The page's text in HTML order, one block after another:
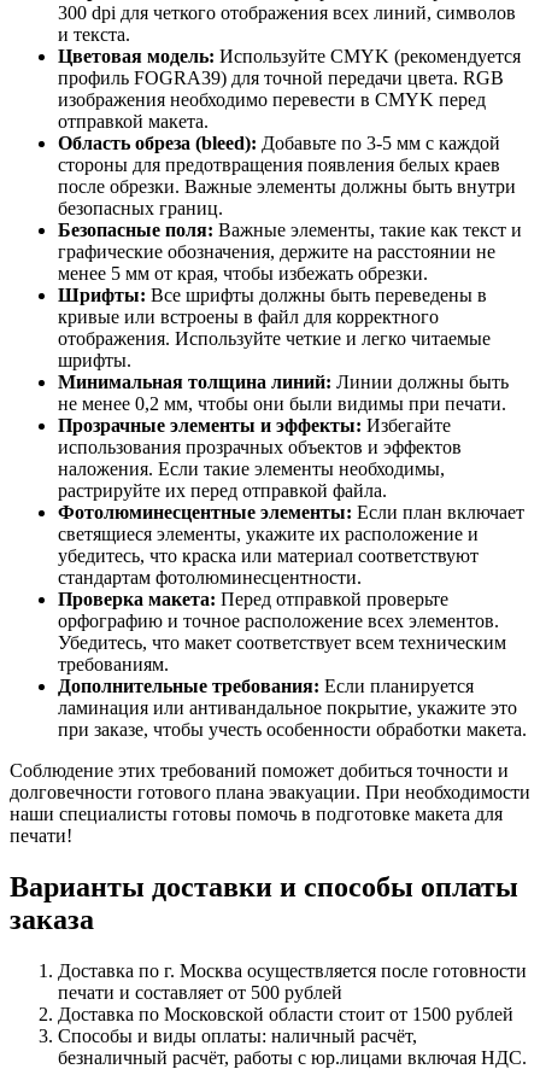
300 dpi для четкого отображения всех линий, символов
и текста.
Цветовая модель: Используйте CMYK (рекомендуется
профиль FOGRA39) для точной передачи цвета. RGB
изображения необходимо перевести в CMYK перед
отправкой макета.
Область обреза (bleed): Добавьте по 3-5 мм с каждой
стороны для предотвращения появления белых краев
после обрезки. Важные элементы должны быть внутри
безопасных границ.
Безопасные поля: Важные элементы, такие как текст и
графические обозначения, держите на расстоянии не
менее 5 мм от края, чтобы избежать обрезки.
Шрифты: Все шрифты должны быть переведены в
кривые или встроены в файл для корректного
отображения. Используйте четкие и легко читаемые
шрифты.
Минимальная толщина линий: Линии должны быть
не менее 0,2 мм, чтобы они были видимы при печати.
Прозрачные элементы и эффекты: Избегайте
использования прозрачных объектов и эффектов
наложения. Если такие элементы необходимы,
растрируйте их перед отправкой файла.
Фотолюминесцентные элементы: Если план включает
светящиеся элементы, укажите их расположение и
убедитесь, что краска или материал соответствуют
стандартам фотолюминесцентности.
Проверка макета: Перед отправкой проверьте
орфографию и точное расположение всех элементов.
Убедитесь, что макет соответствует всем техническим
требованиям.
Дополнительные требования: Если планируется
ламинация или антивандальное покрытие, укажите это
при заказе, чтобы учесть особенности обработки макета.
Соблюдение этих требований поможет добиться точности и
долговечности готового плана эвакуации. При необходимости
наши специалисты готовы помочь в подготовке макета для
печати!
Варианты доставки и способы оплаты
заказа
Доставка по г. Москва осуществляется после готовности
печати и составляет от 500 рублей
Доставка по Московской области стоит от 1500 рублей
Способы и виды оплаты: наличный расчёт,
безналичный расчёт, работы с юр.лицами включая НДС.